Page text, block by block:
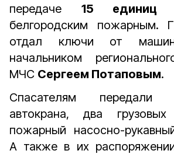
передаче 15 единиц
белгородским пожарным.
отдал ключи от
начальником
МЧС Сергеем Потаповым.
Спасателям
автокрана, два
пожарный насосно-
А также в их